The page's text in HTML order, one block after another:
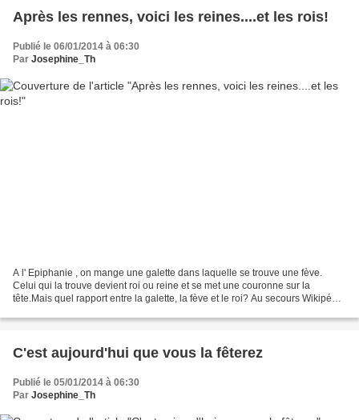
Après les rennes, voici les reines....et les rois!
Publié le 06/01/2014 à 06:30
Par Josephine_Th
A l' Epiphanie , on mange une galette dans laquelle se trouve une fève.
Celui qui la trouve devient roi ou reine et se met une couronne sur la
tête.Mais quel rapport entre la galette, la fève et le roi? Au secours Wikipédia
C'est aujourd'hui que vous la fêterez
Publié le 05/01/2014 à 06:30
Par Josephine_Th